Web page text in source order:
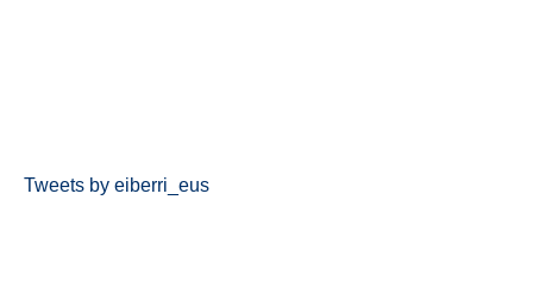
Tweets by eiberri_eus